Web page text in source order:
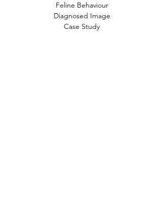
Feline Behaviour
Diagnosed Image
Case Study